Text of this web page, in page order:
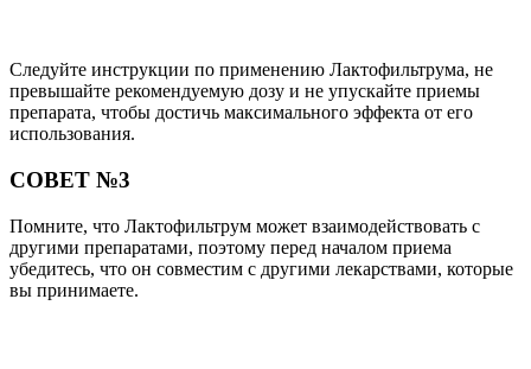
Следуйте инструкции по применению Лактофильтрума, не
превышайте рекомендуемую дозу и не упускайте приемы
препарата, чтобы достичь максимального эффекта от его
использования.
СОВЕТ №3
Помните, что Лактофильтрум может взаимодействовать с
другими препаратами, поэтому перед началом приема
убедитесь, что он совместим с другими лекарствами, которые
вы принимаете.